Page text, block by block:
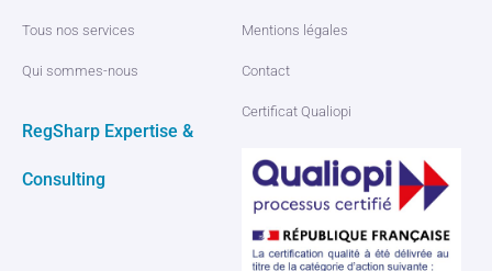
Tous nos services
Qui sommes-nous
RegSharp Expertise &
Consulting
Mentions légales
Contact
Certificat Qualiopi